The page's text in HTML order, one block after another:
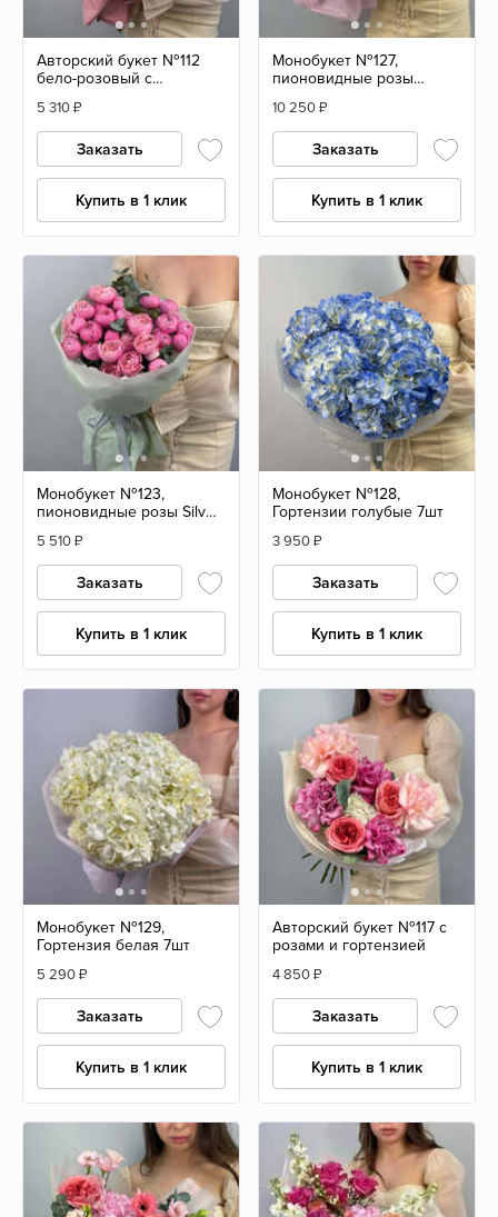
Авторский букет №112
бело-розовый с
5 310₽
Заказать
Купить в 1 клик
Монобукет №127,
пионовидные розы
10 250₽
Заказать
Купить в 1 клик
Монобукет №123,
пионовидные розы Silva
5 510₽
Заказать
Купить в 1 клик
Монобукет №128,
Гортензии голубые 7шт
3 950₽
Заказать
Купить в 1 клик
Монобукет №129,
Гортензия белая 7шт
5 290₽
Заказать
Купить в 1 клик
Авторский букет №117 с
розами и гортензией
4 850₽
Заказать
Купить в 1 клик